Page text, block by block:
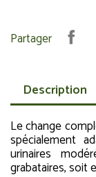
Partager
Description
Le change
spécialement
urinaires
grabataires, soit